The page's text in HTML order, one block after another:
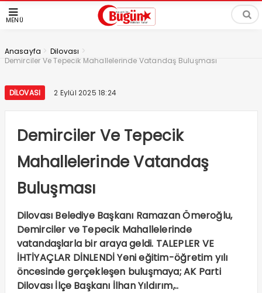
MENÜ
Anasayfa > Dilovası >
Demirciler Ve Tepecik Mahallelerinde Vatandaş Buluşması
DILOVASI 2 Eylül 2025 18:24
Demirciler Ve Tepecik
Mahallelerinde Vatandaş
Buluşması
Dilovası Belediye Başkanı Ramazan Ömeroğlu,
Demirciler ve Tepecik Mahallelerinde
vatandaşlarla bir araya geldi. TALEPLER VE
İHTİYAÇLAR DİNLENDİ Yeni eğitim-öğretim yılı
öncesinde gerçekleşen buluşmaya; AK Parti
Dilovası İlçe Başkanı İlhan Yıldırım,..